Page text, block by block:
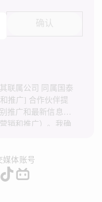
确认
联属公司 同属国泰
推广] 合作伙伴提
推广和最新信息
销和推广）。我确
营销和推广。我知
港快运不会使用我
推广用途。详情请
媒体账号